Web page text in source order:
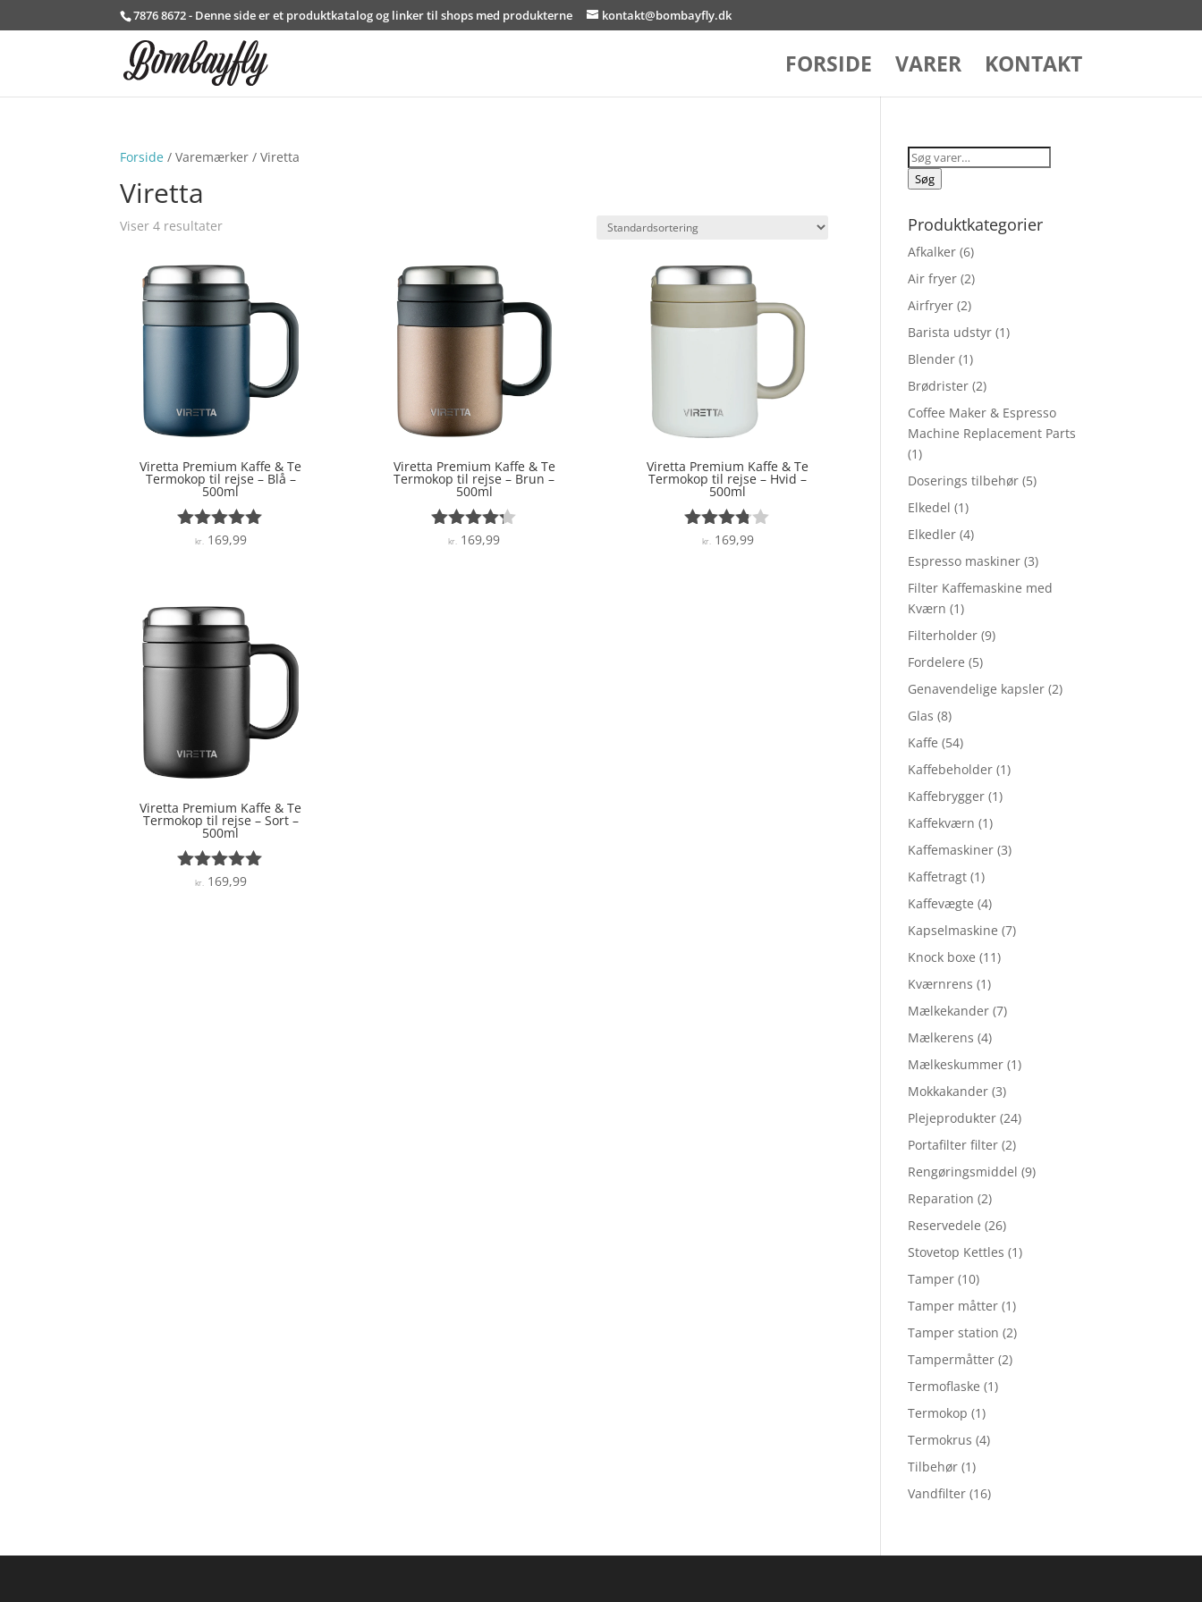
7876 8672 - Denne side er et produktkatalog og linker til shops med produkterne kontakt@bombayfly.dk
FORSIDE VARER KONTAKT
Forside / Varemærker / Viretta
Viretta
Viser 4 resultater
Viretta Premium Kaffe & Te
Termokop til rejse – Blå –
500ml
Vurderet
kr.169,99
Viretta Premium Kaffe & Te
Termokop til rejse – Brun –
500ml
Vurderet
kr. 169,99
Viretta Premium Kaffe & Te
Termokop til rejse – Hvid –
500ml
Vurderet
kr.169,99
Viretta Premium Kaffe & Te
Termokop til rejse – Sort –
500ml
Vurderet
kr. 169,99
Søg
efter:
Søg
Produktkategorier
Afkalker (6)
Air fryer (2)
Airfryer (2)
Barista udstyr (1)
Blender (1)
Brødrister (2)
Coffee Maker & Espresso
Machine Replacement Parts
(1)
Doserings tilbehør (5)
Elkedel (1)
Elkedler (4)
Espresso maskiner (3)
Filter Kaffemaskine med
Kværn (1)
Filterholder (9)
Fordelere (5)
Genavendelige kapsler (2)
Glas (8)
Kaffe (54)
Kaffebeholder (1)
Kaffebrygger (1)
Kaffekværn (1)
Kaffemaskiner (3)
Kaffetragt (1)
Kaffevægte (4)
Kapselmaskine (7)
Knock boxe (11)
Kværnrens (1)
Mælkekander (7)
Mælkerens (4)
Mælkeskummer (1)
Mokkakander (3)
Plejeprodukter (24)
Portafilter filter (2)
Rengøringsmiddel (9)
Reparation (2)
Reservedele (26)
Stovetop Kettles (1)
Tamper (10)
Tamper måtter (1)
Tamper station (2)
Tampermåtter (2)
Termoflaske (1)
Termokop (1)
Termokrus (4)
Tilbehør (1)
Vandfilter (16)